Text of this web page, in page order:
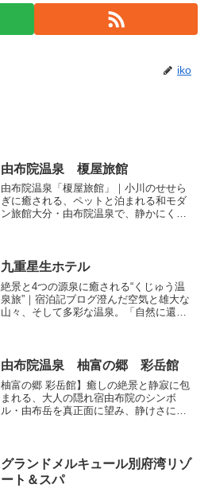
iko
由布院温泉 榎屋旅館
由布院温泉「榎屋旅館」｜小川のせせら
ぎに癒される、ペットと泊まれる和モダ
ン旅館大分・由布院温泉で、静かにくつ
り溢れる和の空間、小川...
九重星生ホテル
絶景と4つの源泉に癒される“くじゅう温
泉旅”｜宿泊記ブログ澄んだ空気と雄大な
山々、そして多彩な温泉。「自然に還る
は、くじゅう連...
由布院温泉 柚富の郷 彩岳館
柚富の郷 彩岳館】癒しの絶景と静寂に包
まれる、大人の隠れ宿由布院のシンボ
ル・由布岳を真正面に望み、静けさに包
り、まるで“自分だ...
グランドメルキュール別府湾リゾ
ート＆スパ